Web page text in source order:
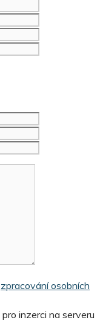
zpracování osobních
pro inzerci na serveru